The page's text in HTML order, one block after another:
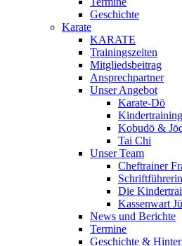
Geschichte
Karate
KARATE
Trainingszeiten
Mitgliedsbeitrag
Ansprechpartner
Unser Angebot
Karate-Dō
Kindertraining
Kobudō &
Tai Chi
Unser Team
Cheftrainer
Die
Kassenwart
News und Berichte
Termine
Geschichte &